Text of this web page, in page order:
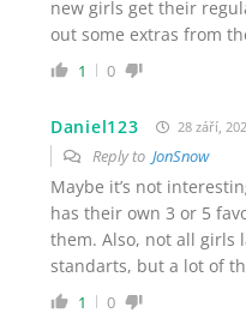
new girls get their
out some extras from
1 0
Daniel123 28 září,
Reply to JonSnow
Maybe it’s not
has their own 3 or 5
them. Also, not all girls
standarts, but a lot of
1 0